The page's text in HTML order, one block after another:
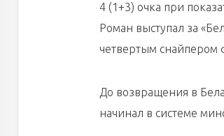
4 (1+3) очка при
Роман выступал за
четвертым
До возвращения в
начинал в системе